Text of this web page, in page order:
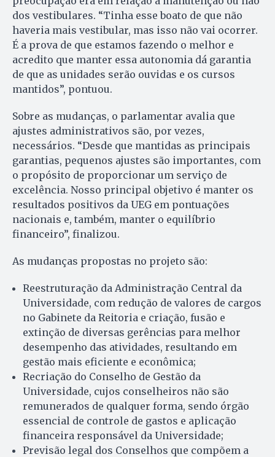
dos vestibulares. “Tinha esse boato de que não
haveria mais vestibular, mas isso não vai ocorrer.
É a prova de que estamos fazendo o melhor e
acredito que manter essa autonomia dá garantia
de que as unidades serão ouvidas e os cursos
mantidos”, pontuou.
Sobre as mudanças, o parlamentar avalia que
ajustes administrativos são, por vezes,
necessários. “Desde que mantidas as principais
garantias, pequenos ajustes são importantes, com
o propósito de proporcionar um serviço de
excelência. Nosso principal objetivo é manter os
resultados positivos da UEG em pontuações
nacionais e, também, manter o equilíbrio
financeiro”, finalizou.
As mudanças propostas no projeto são:
Reestruturação da Administração Central da
Universidade, com redução de valores de cargos
no Gabinete da Reitoria e criação, fusão e
extinção de diversas gerências para melhor
desempenho das atividades, resultando em
gestão mais eficiente e econômica;
Recriação do Conselho de Gestão da
Universidade, cujos conselheiros não são
remunerados de qualquer forma, sendo órgão
essencial de controle de gastos e aplicação
financeira responsável da Universidade;
Previsão legal dos Conselhos que compõem a